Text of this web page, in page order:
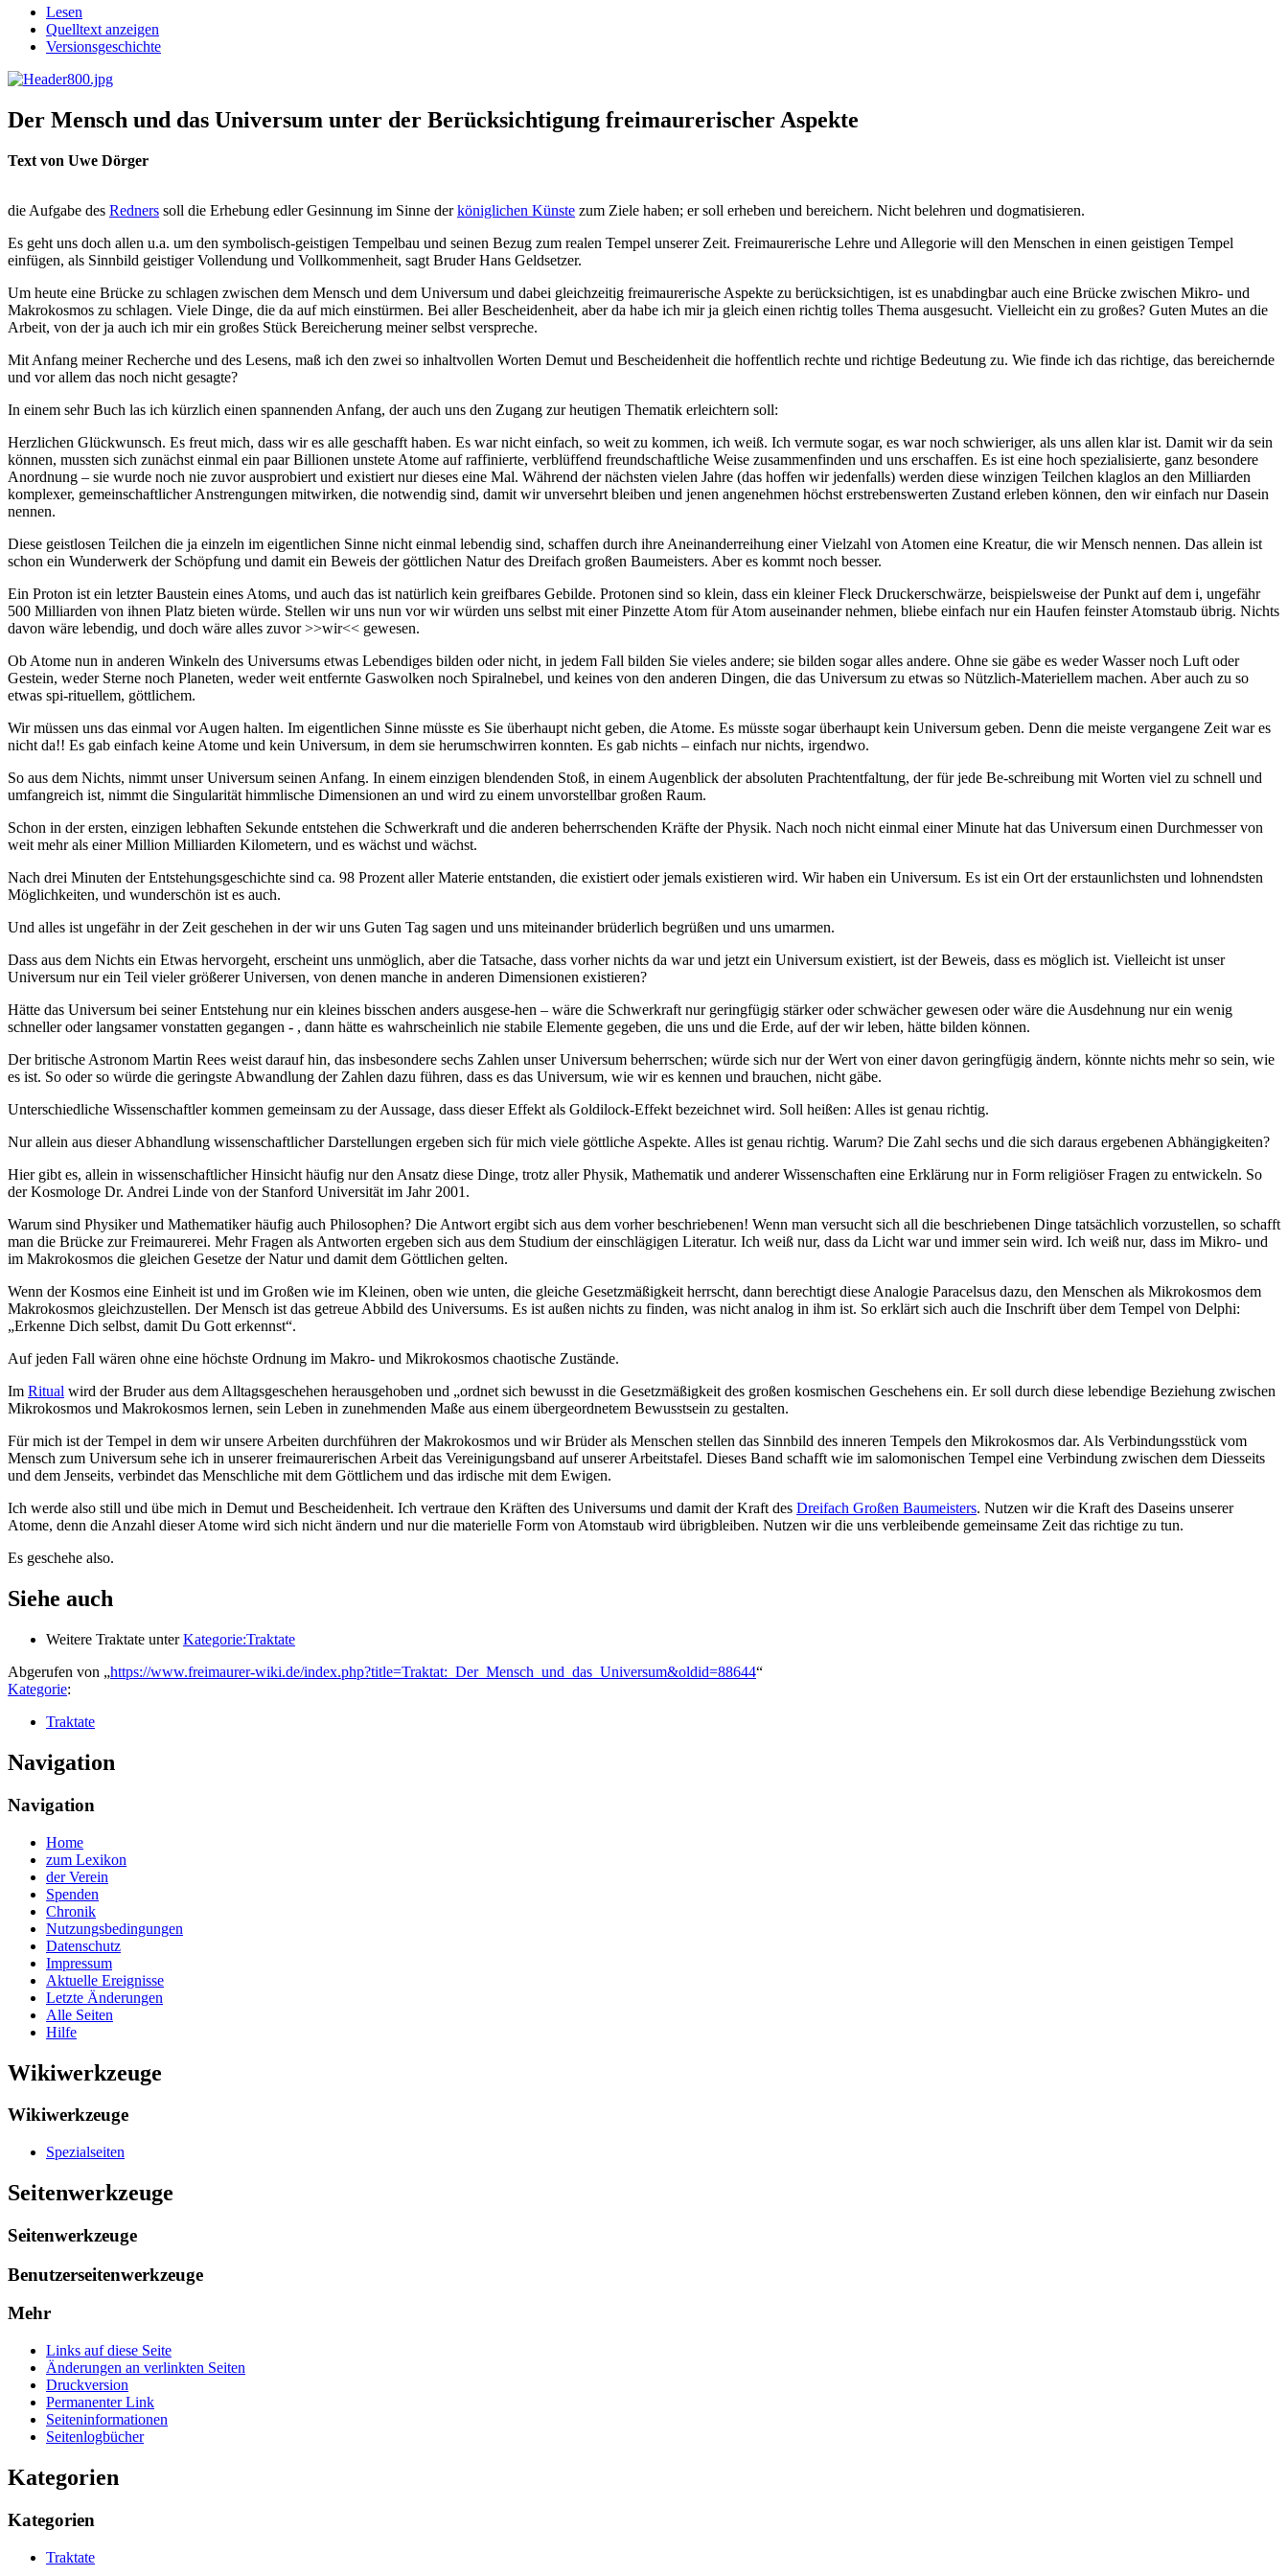
Lesen
Quelltext anzeigen
Versionsgeschichte
Der Mensch und das Universum unter der Berücksichtigung freimaurerischer Aspekte
Text von Uwe Dörger
die Aufgabe des Redners soll die Erhebung edler Gesinnung im Sinne derköniglichen Künste zum Ziele haben; er soll erheben und bereichern. Nicht belehren und dogmatisieren.
Es geht uns doch allen u.a. um den symbolisch-geistigen Tempelbau und seinen Bezug zum realen Tempel unserer Zeit. Freimaurerische Lehre und Allegorie will den Menschen in einen geistigen Tempel
einfügen, als Sinnbild geistiger Vollendung und Vollkommenheit, sagt Bruder Hans Geldsetzer.
Um heute eine Brücke zu schlagen zwischen dem Mensch und dem Universum und dabei gleichzeitig freimaurerische Aspekte zu berücksichtigen, ist es unabdingbar auch eine Brücke zwischen Mikro- und
Makrokosmos zu schlagen. Viele Dinge, die da auf mich einstürmen. Bei aller Bescheidenheit, aber da habe ich mir ja gleich einen richtig tolles Thema ausgesucht. Vielleicht ein zu großes? Guten Mutes an die
Arbeit, von der ja auch ich mir ein großes Stück Bereicherung meiner selbst verspreche.
Mit Anfang meiner Recherche und des Lesens, maß ich den zwei so inhaltvollen Worten Demut und Bescheidenheit die hoffentlich rechte und richtige Bedeutung zu. Wie finde ich das richtige, das bereichernde
und vor allem das noch nicht gesagte?
In einem sehr Buch las ich kürzlich einen spannenden Anfang, der auch uns den Zugang zur heutigen Thematik erleichtern soll:
Herzlichen Glückwunsch. Es freut mich, dass wir es alle geschafft haben. Es war nicht einfach, so weit zu kommen, ich weiß. Ich vermute sogar, es war noch schwieriger, als uns allen klar ist. Damit wir da sein
können, mussten sich zunächst einmal ein paar Billionen unstete Atome auf raffinierte, verblüffend freundschaftliche Weise zusammenfinden und uns erschaffen. Es ist eine hoch spezialisierte, ganz besondere
Anordnung – sie wurde noch nie zuvor ausprobiert und existiert nur dieses eine Mal. Während der nächsten vielen Jahre (das hoffen wir jedenfalls) werden diese winzigen Teilchen klaglos an den Milliarden
komplexer, gemeinschaftlicher Anstrengungen mitwirken, die notwendig sind, damit wir unversehrt bleiben und jenen angenehmen höchst erstrebenswerten Zustand erleben können, den wir einfach nur Dasein
nennen.
Diese geistlosen Teilchen die ja einzeln im eigentlichen Sinne nicht einmal lebendig sind, schaffen durch ihre Aneinanderreihung einer Vielzahl von Atomen eine Kreatur, die wir Mensch nennen. Das allein ist
schon ein Wunderwerk der Schöpfung und damit ein Beweis der göttlichen Natur des Dreifach großen Baumeisters. Aber es kommt noch besser.
Ein Proton ist ein letzter Baustein eines Atoms, und auch das ist natürlich kein greifbares Gebilde. Protonen sind so klein, dass ein kleiner Fleck Druckerschwärze, beispielsweise der Punkt auf dem i, ungefähr
500 Milliarden von ihnen Platz bieten würde. Stellen wir uns nun vor wir würden uns selbst mit einer Pinzette Atom für Atom auseinander nehmen, bliebe einfach nur ein Haufen feinster Atomstaub übrig. Nichts
davon wäre lebendig, und doch wäre alles zuvor >>wir<< gewesen.
Ob Atome nun in anderen Winkeln des Universums etwas Lebendiges bilden oder nicht, in jedem Fall bilden Sie vieles andere; sie bilden sogar alles andere. Ohne sie gäbe es weder Wasser noch Luft oder
Gestein, weder Sterne noch Planeten, weder weit entfernte Gaswolken noch Spiralnebel, und keines von den anderen Dingen, die das Universum zu etwas so Nützlich-Materiellem machen. Aber auch zu so
etwas spi-rituellem, göttlichem.
Wir müssen uns das einmal vor Augen halten. Im eigentlichen Sinne müsste es Sie überhaupt nicht geben, die Atome. Es müsste sogar überhaupt kein Universum geben. Denn die meiste vergangene Zeit war es
nicht da!! Es gab einfach keine Atome und kein Universum, in dem sie herumschwirren konnten. Es gab nichts – einfach nur nichts, irgendwo.
So aus dem Nichts, nimmt unser Universum seinen Anfang. In einem einzigen blendenden Stoß, in einem Augenblick der absoluten Prachtentfaltung, der für jede Be-schreibung mit Worten viel zu schnell und
umfangreich ist, nimmt die Singularität himmlische Dimensionen an und wird zu einem unvorstellbar großen Raum.
Schon in der ersten, einzigen lebhaften Sekunde entstehen die Schwerkraft und die anderen beherrschenden Kräfte der Physik. Nach noch nicht einmal einer Minute hat das Universum einen Durchmesser von
weit mehr als einer Million Milliarden Kilometern, und es wächst und wächst.
Nach drei Minuten der Entstehungsgeschichte sind ca. 98 Prozent aller Materie entstanden, die existiert oder jemals existieren wird. Wir haben ein Universum. Es ist ein Ort der erstaunlichsten und lohnendsten
Möglichkeiten, und wunderschön ist es auch.
Und alles ist ungefähr in der Zeit geschehen in der wir uns Guten Tag sagen und uns miteinander brüderlich begrüßen und uns umarmen.
Dass aus dem Nichts ein Etwas hervorgeht, erscheint uns unmöglich, aber die Tatsache, dass vorher nichts da war und jetzt ein Universum existiert, ist der Beweis, dass es möglich ist. Vielleicht ist unser
Universum nur ein Teil vieler größerer Universen, von denen manche in anderen Dimensionen existieren?
Hätte das Universum bei seiner Entstehung nur ein kleines bisschen anders ausgese-hen – wäre die Schwerkraft nur geringfügig stärker oder schwächer gewesen oder wäre die Ausdehnung nur ein wenig
schneller oder langsamer vonstatten gegangen - , dann hätte es wahrscheinlich nie stabile Elemente gegeben, die uns und die Erde, auf der wir leben, hätte bilden können.
Der britische Astronom Martin Rees weist darauf hin, das insbesondere sechs Zahlen unser Universum beherrschen; würde sich nur der Wert von einer davon geringfügig ändern, könnte nichts mehr so sein, wie
es ist. So oder so würde die geringste Abwandlung der Zahlen dazu führen, dass es das Universum, wie wir es kennen und brauchen, nicht gäbe.
Unterschiedliche Wissenschaftler kommen gemeinsam zu der Aussage, dass dieser Effekt als Goldilock-Effekt bezeichnet wird. Soll heißen: Alles ist genau richtig.
Nur allein aus dieser Abhandlung wissenschaftlicher Darstellungen ergeben sich für mich viele göttliche Aspekte. Alles ist genau richtig. Warum? Die Zahl sechs und die sich daraus ergebenen Abhängigkeiten?
Hier gibt es, allein in wissenschaftlicher Hinsicht häufig nur den Ansatz diese Dinge, trotz aller Physik, Mathematik und anderer Wissenschaften eine Erklärung nur in Form religiöser Fragen zu entwickeln. So
der Kosmologe Dr. Andrei Linde von der Stanford Universität im Jahr 2001.
Warum sind Physiker und Mathematiker häufig auch Philosophen? Die Antwort ergibt sich aus dem vorher beschriebenen! Wenn man versucht sich all die beschriebenen Dinge tatsächlich vorzustellen, so schafft
man die Brücke zur Freimaurerei. Mehr Fragen als Antworten ergeben sich aus dem Studium der einschlägigen Literatur. Ich weiß nur, dass da Licht war und immer sein wird. Ich weiß nur, dass im Mikro- und
im Makrokosmos die gleichen Gesetze der Natur und damit dem Göttlichen gelten.
Wenn der Kosmos eine Einheit ist und im Großen wie im Kleinen, oben wie unten, die gleiche Gesetzmäßigkeit herrscht, dann berechtigt diese Analogie Paracelsus dazu, den Menschen als Mikrokosmos dem
Makrokosmos gleichzustellen. Der Mensch ist das getreue Abbild des Universums. Es ist außen nichts zu finden, was nicht analog in ihm ist. So erklärt sich auch die Inschrift über dem Tempel von Delphi:
„Erkenne Dich selbst, damit Du Gott erkennst“.
Auf jeden Fall wären ohne eine höchste Ordnung im Makro- und Mikrokosmos chaotische Zustände.
Im Ritual wird der Bruder aus dem Alltagsgeschehen herausgehoben und „ordnet sich bewusst in die Gesetzmäßigkeit des großen kosmischen Geschehens ein. Er soll durch diese lebendige Beziehung zwischen
Mikrokosmos und Makrokosmos lernen, sein Leben in zunehmenden Maße aus einem übergeordnetem Bewusstsein zu gestalten.
Für mich ist der Tempel in dem wir unsere Arbeiten durchführen der Makrokosmos und wir Brüder als Menschen stellen das Sinnbild des inneren Tempels den Mikrokosmos dar. Als Verbindungsstück vom
Mensch zum Universum sehe ich in unserer freimaurerischen Arbeit das Vereinigungsband auf unserer Arbeitstafel. Dieses Band schafft wie im salomonischen Tempel eine Verbindung zwischen dem Diesseits
und dem Jenseits, verbindet das Menschliche mit dem Göttlichem und das irdische mit dem Ewigen.
Ich werde also still und übe mich in Demut und Bescheidenheit. Ich vertraue den Kräften des Universums und damit der Kraft des Dreifach Großen Baumeisters. Nutzen wir die Kraft des Daseins unserer
Atome, denn die Anzahl dieser Atome wird sich nicht ändern und nur die materielle Form von Atomstaub wird übrigbleiben. Nutzen wir die uns verbleibende gemeinsame Zeit das richtige zu tun.
Es geschehe also.
Siehe auch
Weitere Traktate unterKategorie:Traktate
Abgerufen von „https://www.freimaurer-wiki.de/index.php?title=Traktat:_Der_Mensch_und_das_Universum&oldid=88644“
Kategorie:
Traktate
Navigation
Navigation
Home
zum Lexikon
der Verein
Spenden
Chronik
Nutzungsbedingungen
Datenschutz
Impressum
Aktuelle Ereignisse
Letzte Änderungen
Alle Seiten
Hilfe
Wikiwerkzeuge
Wikiwerkzeuge
Spezialseiten
Seitenwerkzeuge
Seitenwerkzeuge
Benutzerseitenwerkzeuge
Mehr
Links auf diese Seite
Änderungen an verlinkten Seiten
Druckversion
Permanenter Link
Seiten­­informationen
Seitenlogbücher
Kategorien
Kategorien
Traktate